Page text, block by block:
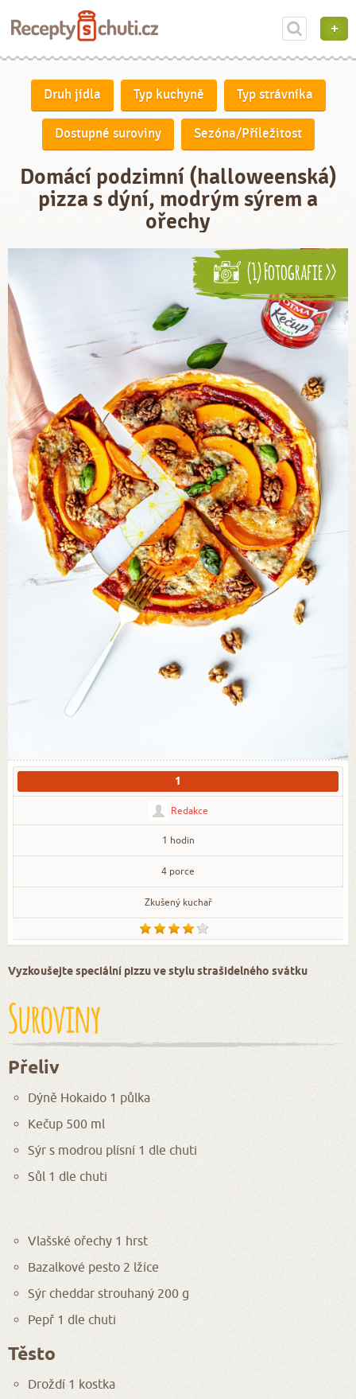
Druh jídla Typ kuchyně Typ strávníka
Dostupné suroviny Sezóna/Příležitost
Domácí podzimní (halloweenská)
pizza s dýní, modrým sýrem a
ořechy
(1) Fotografie >>
1
Redakce
1 hodin
4 porce
Zkušený kuchař
Vyzkoušejte speciální pizzu ve stylu strašidelného svátku
Suroviny
Přeliv
Dýně Hokaido 1 půlka
Kečup 500 ml
Sýr s modrou plísní 1 dle chuti
Sůl 1 dle chuti
Vlašské ořechy 1 hrst
Bazalkové pesto 2 lžíce
Sýr cheddar strouhaný 200 g
Pepř 1 dle chuti
Těsto
Droždí 1 kostka